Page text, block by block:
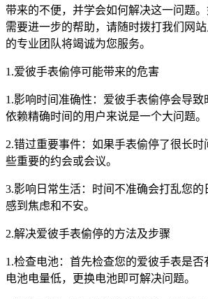
带来的不便，并学会如何解决这一问题
需要进一步的帮助，请随时拨打我们网站
的专业团队将竭诚为您服务。
1.爱彼手表偷停可能带来的危害
1.影响时间准确性：爱彼手表偷停会导
依赖精确时间的用户来说是一个大问题。
2.错过重要事件：如果手表偷停了很长
些重要的约会或会议。
3.影响日常生活：时间不准确会打乱您的
感到焦虑和不安。
2.解决爱彼手表偷停的方法及步骤
1.检查电池：首先检查您的爱彼手表是
电池电量低，更换电池即可解决问题。